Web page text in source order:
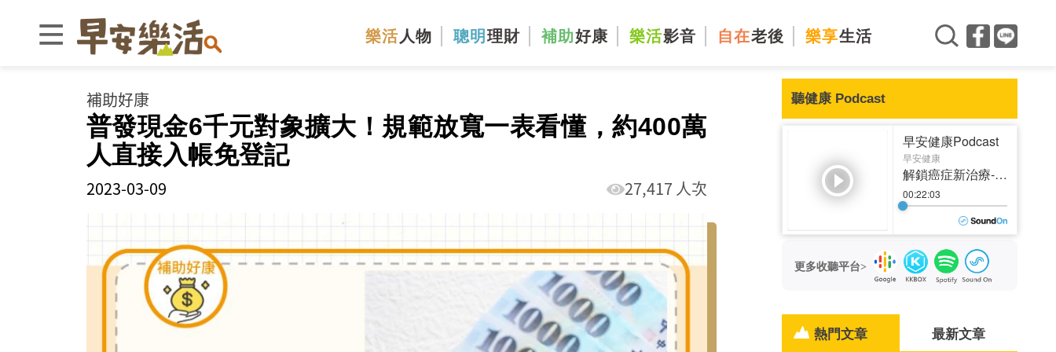
樂活 人物 聰明 理財 補助好康 樂活影音 自在老後 樂享生活
補助好康
普發現金6千元對象擴大！規範放寬一表看懂，約400萬
人直接入帳免登記
2023-03-09 27,417 人次
聽健康 Podcast
更多收聽平台>
熱門文章 最新文章